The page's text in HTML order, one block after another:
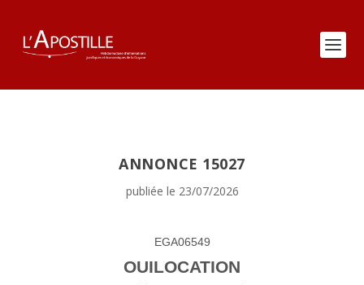
ANNONCE 15027
publiée le 23/07/2026
EGA06549
OUILOCATION